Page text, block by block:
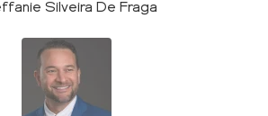
Silveira De Fraga